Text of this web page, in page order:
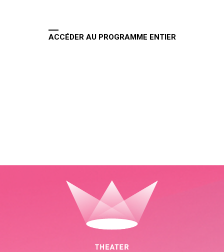
ACCÉDER AU PROGRAMME ENTIER